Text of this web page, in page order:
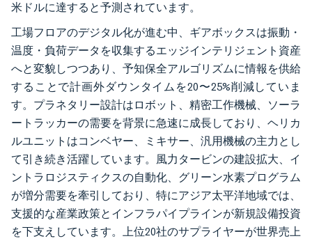
米ドルに達すると予測されています。
工場フロアのデジタル化が進む中、ギアボックスは振動・
温度・負荷データを収集するエッジインテリジェント資産
へと変貌しつつあり、予知保全アルゴリズムに情報を供給
することで計画外ダウンタイムを20〜25%削減していま
す。プラネタリー設計はロボット、精密工作機械、ソーラ
ートラッカーの需要を背景に急速に成長しており、ヘリカ
ルユニットはコンベヤー、ミキサー、汎用機械の主力とし
て引き続き活躍しています。風力タービンの建設拡大、イ
ントラロジスティクスの自動化、グリーン水素プログラム
が増分需要を牽引しており、特にアジア太平洋地域では、
支援的な産業政策とインフラパイプラインが新規設備投資
を下支えしています。上位20社のサプライヤーが世界売上